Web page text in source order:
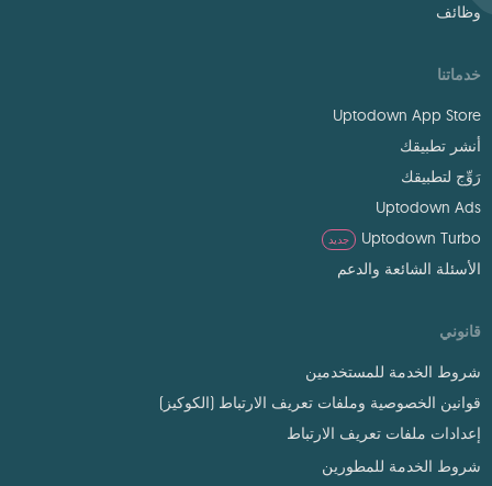
وظائف
خدماتنا
Uptodown App Store
أنشر تطبيقك
رَوِّج لتطبيقك
Uptodown Ads
Uptodown Turbo
جديد
الأسئلة الشائعة والدعم
قانوني
شروط الخدمة للمستخدمين
قوانين الخصوصية وملفات تعريف الارتباط (الكوكيز)
إعدادات ملفات تعريف الارتباط
شروط الخدمة للمطورين